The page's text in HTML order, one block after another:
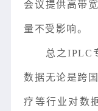
会议提供高带
量不受影响。
总之IPLC
数据无论是跨
疗等行业对数